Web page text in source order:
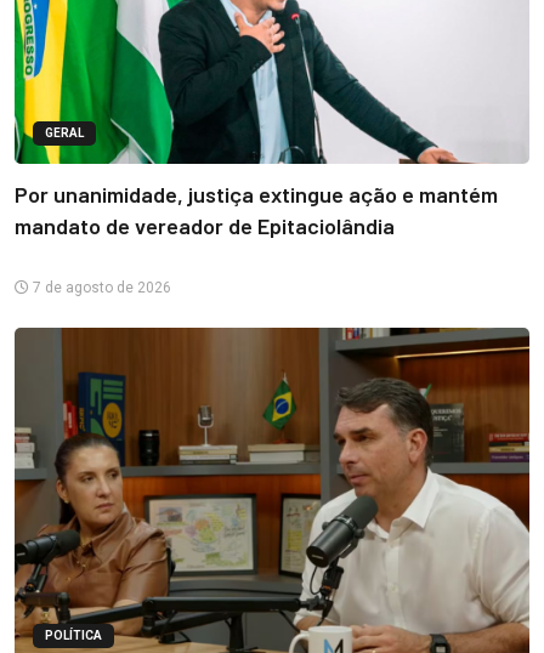
GERAL
Por unanimidade, justiça extingue ação e mantém
mandato de vereador de Epitaciolândia
7 de agosto de 2026
POLÍTICA